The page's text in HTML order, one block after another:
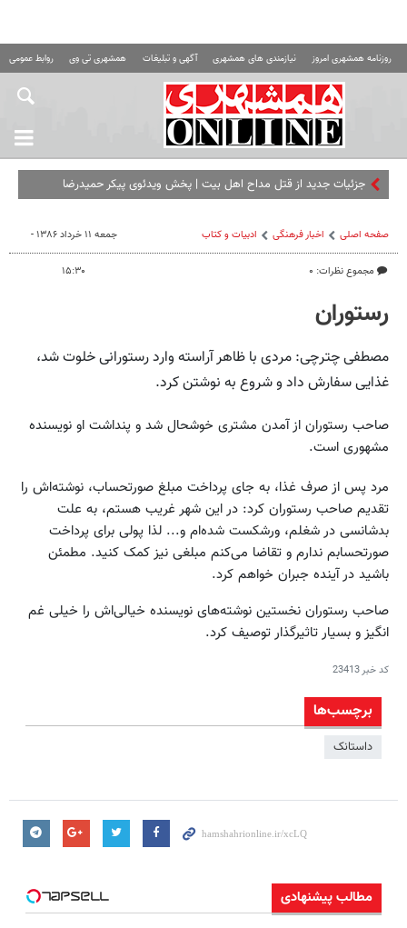
روزنامه همشهری امروز نیازمندی های همشهری آگهی و تبلیغات همشهری تی وی روابط عمومی
جزئیات جدید از قتل مداح اهل‌ بیت |‌ پخش ویدئوی پیکر حمیدرضا
صفحه اصلی اخبار فرهنگی ادبیات و کتاب
مجموع نظرات: ۰
جمعه ۱۱ خرداد ۱۳۸۶ -
۱۵:۳۰
رستوران
مصطفی چترچی: مردی با ظاهر آراسته وارد رستورانی خلوت شد،
غذایی سفارش داد و شروع به نوشتن کرد.
صاحب رستوران از آمدن مشتری خوشحال شد و پنداشت او نویسنده
مشهوری است.
مرد پس از صرف غذا، به جای پرداخت مبلغ صورتحساب، نوشته‌اش را
تقدیم صاحب رستوران کرد: در این شهر غریب هستم، به علت
بدشانسی در شغلم، ورشکست شده‌ام و... لذا پولی برای پرداخت
صورتحسابم ندارم و تقاضا می‌کنم مبلغی نیز کمک کنید. مطمئن
باشید در آینده جبران خواهم کرد.
صاحب رستوران نخستین نوشته‌های نویسنده خیالی‌اش را خیلی غم
انگیز و بسیار تاثیرگذار توصیف کرد.
کد خبر23413
برچسب‌ها
داستانک
مطالب پیشنهادی